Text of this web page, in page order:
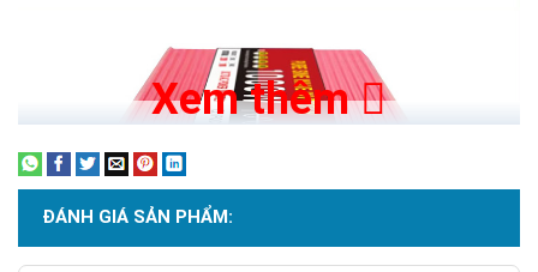
Xem thêm
ĐÁNH GIÁ SẢN PHẨM: